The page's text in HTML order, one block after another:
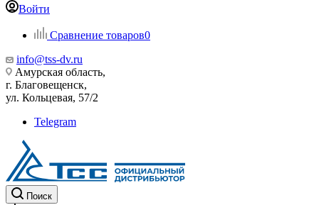
Войти
Сравнение товаров0
info@tss-dv.ru
Амурская область,
г. Благовещенск,
ул. Кольцевая, 57/2
Telegram
Поиск